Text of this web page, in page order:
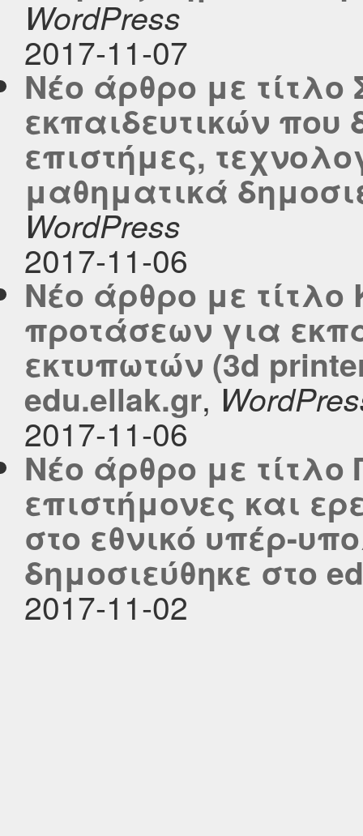
WordPress
2017-11-07
Νέο άρθρο με
εκπαιδευτικών που
επιστήμες,
μαθηματικά
WordPress
2017-11-06
Νέο άρθρο με
προτάσεων για
εκτυπωτών (3d
edu.ellak.gr,
2017-11-06
Νέο άρθρο με
επιστήμονες και
στο εθνικό υπέρ-
δημοσιεύθηκε στο
2017-11-02